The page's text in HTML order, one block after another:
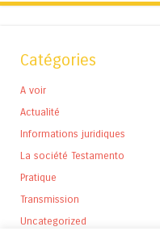
Catégories
A voir
Actualité
Informations juridiques
La société Testamento
Pratique
Transmission
Uncategorized